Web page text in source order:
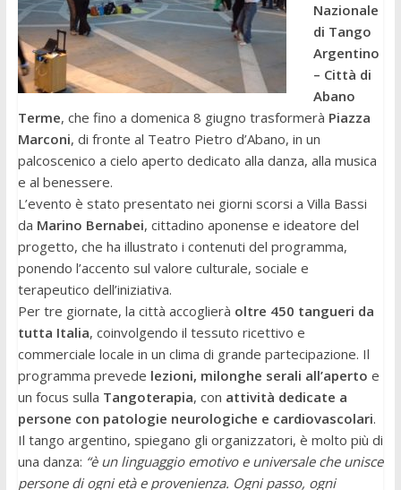
Nazionale
di Tango
Argentino
– Città di
Abano
Terme, che fino a domenica 8 giugno trasformerà Piazza
Marconi, di fronte al Teatro Pietro d’Abano, in un
palcoscenico a cielo aperto dedicato alla danza, alla musica
e al benessere.
L’evento è stato presentato nei giorni scorsi a Villa Bassi
da Marino Bernabei, cittadino aponense e ideatore del
progetto, che ha illustrato i contenuti del programma,
ponendo l’accento sul valore culturale, sociale e
terapeutico dell’iniziativa.
Per tre giornate, la città accoglierà oltre 450 tangueri da
tutta Italia, coinvolgendo il tessuto ricettivo e
commerciale locale in un clima di grande partecipazione. Il
programma prevede lezioni, milonghe serali all’aperto e
un focus sulla Tangoterapia, con attività dedicate a
persone con patologie neurologiche e cardiovascolari.
Il tango argentino, spiegano gli organizzatori, è molto più di
una danza: “è un linguaggio emotivo e universale che unisce
persone di ogni età e provenienza. Ogni passo, ogni